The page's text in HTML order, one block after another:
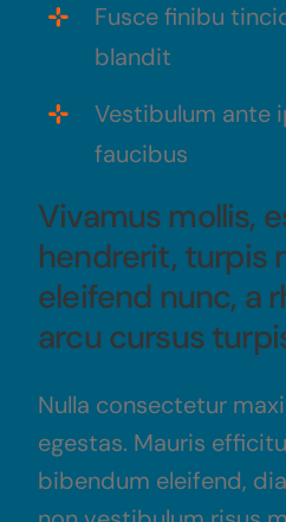
Fusce finibu
blandit
Vestibulum ante
faucibus
Vivamus mollis,
hendrerit, turpis
eleifend nunc, a
arcu cursus
Nulla consectetur
egestas. Mauris
bibendum eleifend,